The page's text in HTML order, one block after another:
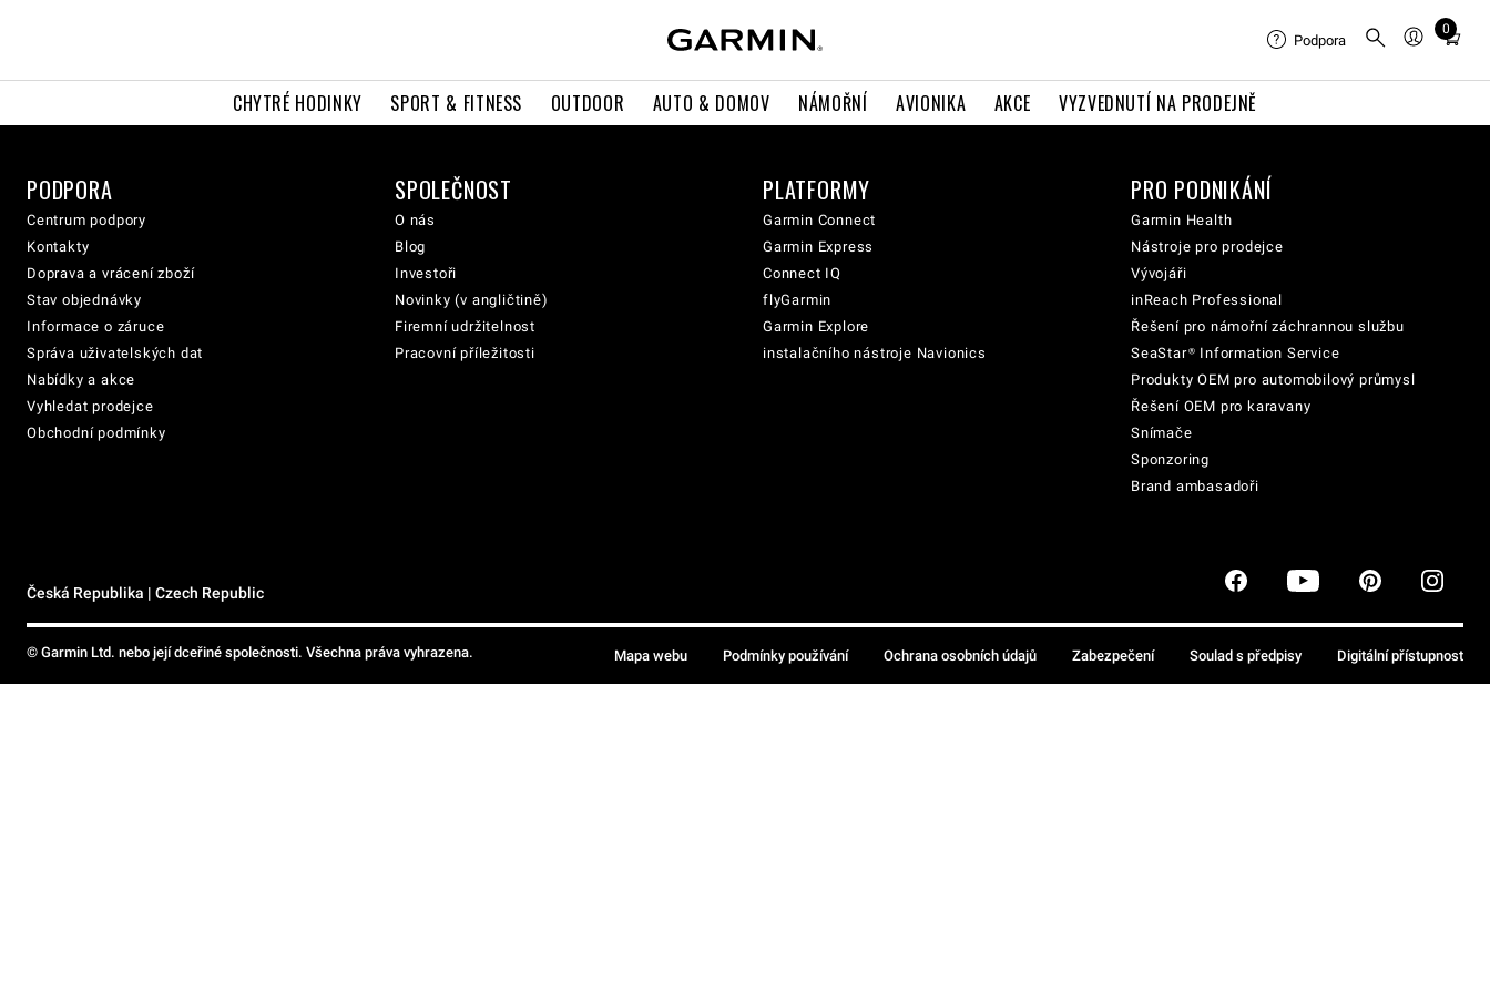
CHYTRÉ HODINKY SPORT & FITNESS OUTDOOR AUTO & DOMOV NÁMOŘNÍ AVIONIKA AKCE VYZVEDNUTÍ NA PRODEJNĚ
Podpora
0
Total
cart:
PODPORA
Centrum podpory
Kontakty
Doprava a vrácení zboží
Stav objednávky
Informace o záruce
Správa uživatelských dat
Nabídky a akce
Vyhledat prodejce
Obchodní podmínky
SPOLEČNOST
O nás
Blog
Investoři
Novinky (v angličtině)
Firemní udržitelnost
Pracovní příležitosti
PLATFORMY
Garmin Connect
Garmin Express
Connect IQ
flyGarmin
Garmin Explore
instalačního nástroje Navionics
PRO PODNIKÁNÍ
Garmin Health
Nástroje pro prodejce
Vývojáři
inReach Professional
Řešení pro námořní záchrannou službu
SeaStar® Information Service
Produkty OEM pro automobilový průmysl
Řešení OEM pro karavany
Snímače
Sponzoring
Brand ambasadoři
Česká Republika | Czech Republic
© Garmin Ltd. nebo její dceřiné společnosti. Všechna práva vyhrazena. Mapa webu Podmínky používání Ochrana osobních údajů Zabezpečení Soulad s předpisy Digitální přístupnost